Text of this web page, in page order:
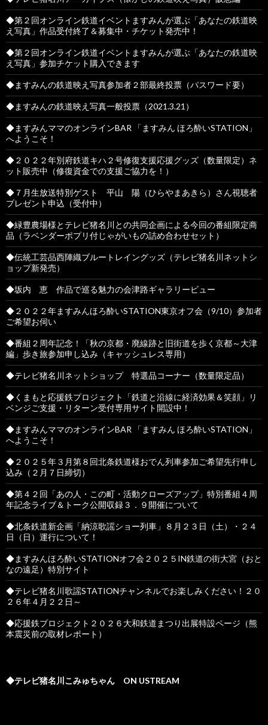
◆第２回オンライン鉄道イベントますみんが選ぶ「あなたの鉄道映
え写真」作品受付終了＆募集中・チケット発売中！
◆第２回オンライン鉄道イベントますみんが選ぶ「あなたの鉄道映
え写真」参加チケット購入できます
◆ますみんの鉄道映え写真参加者２部最終投票（パスワード要）
◆ますみんの鉄道映え写真一般投票（2021.3.21）
◆ますみんママのオンラインBAR 「ますみん ほろ酔いSTATION」
へようこそ！
◆２０２２年別府鉄道キハ２号修復支援応援グッズ（数量限定）ネ
ット販売中（修復資金での支援ご協力を！）
◆７月生放送特別ゲスト 平山 陽（ひらやまあきら）さん視聴者
プレゼント申込（受付中）
◆緑豊農場様とテレビ猪名川との共同企画による今回の番組限定商
品（ラベンダーポプリ付じゃがいもの詰め合わせセット）
◆伝統工芸品西陣織ブルートレイングッズ（テレビ猪名川ネットシ
ョップ新発売）
◆坂内 恵 作品で巡る魅力の会津路ギャラリービュー
◆２０２２年ますみんほろ酔いSTATION東京オフ会（9/10）参加者
ご希望お伺い
◆番組２周年記念！「秋の京都・廃線跡と旧街道を歩く京都～大津
編」歩き旅参加申し込み（キャッシュレス専用）
◆テレビ猪名川ネットショップ 特選品コーナー（数量限定品）
◆くまもと応援鉄プロジェクト「鉄道と沿線に経済効果＆笑顔」リ
ベンジご支援・リターン受付専用サイト開設中！
◆ますみんママのオンラインBAR 「ますみん ほろ酔いSTATION」
へようこそ！
◆２０２５年３月第８回北条鉄道様おでん列車参加ご希望先行申し
込み（２月７日締切）
◆第４２回「あの人・この町・活動クローズアップ」特別番組４周
年記念ライブ＆トーク公開収録３．９開催について
◆北条鉄道新企画「納涼歌謡ショー列車」８月２３日（土）・２４
日（日）運行について！
◆ますみんほろ酔いSTATIONオフ会２０２５IN鉄道の街大宮（おと
なの遠足）特別サイト
◆テレビ猪名川歌謡STATIONチャンネルでお楽しみください！２０
２６年４月２２日～
◆応援鉄プロジェクト２０２６大和鉄道まつり出展特設ページ（熊
本震災前の取材レポート）
◆テレビ猪名川こみゅちゃん ON USTREAM